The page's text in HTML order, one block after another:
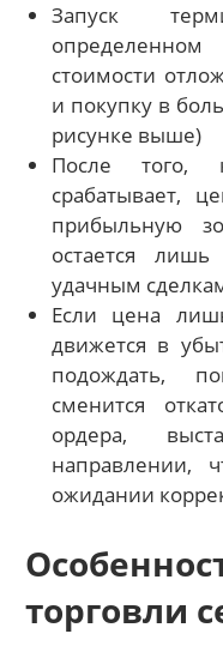
Запуск
стоимости
и покупку в
рисунке выше)
После того,
срабатывает,
прибыльную
остается
удачным
Если цена
движется в
подождать,
сменится
ордера,
направлении,
ожидании
торговли